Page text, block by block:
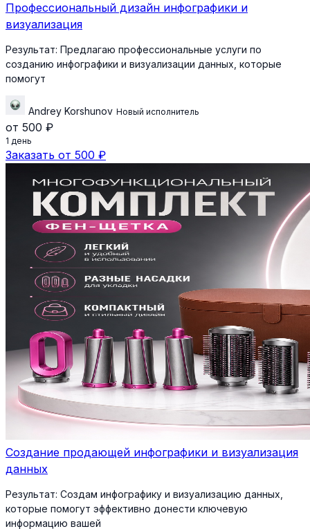
Профессиональный дизайн инфографики и
визуализация
Результат: Предлагаю профессиональные услуги по
созданию инфографики и визуализации данных, которые
помогут
Andrey Korshunov Новый исполнитель
от 500 ₽
1 день
Заказать от 500 ₽
Создание продающей инфографики и визуализация
данных
Результат: Создам инфографику и визуализацию данных,
которые помогут эффективно донести ключевую
информацию вашей